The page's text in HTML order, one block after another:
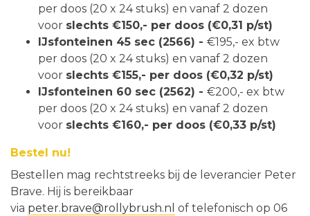
per doos (20 x 24 stuks) en vanaf 2 dozen
voor slechts €150,- per doos (€0,31 p/st)
IJsfonteinen 45 sec (2566) - €195,- ex btw
per doos (20 x 24 stuks) en vanaf 2 dozen
voor slechts €155,- per doos (€0,32 p/st)
IJsfonteinen 60 sec (2562) - €200,- ex btw
per doos (20 x 24 stuks) en vanaf 2 dozen
voor slechts €160,- per doos (€0,33 p/st)
Bestel nu!
Bestellen mag rechtstreeks bij de leverancier Peter
Brave. Hij is bereikbaar
via peter.brave@rollybrush.nl of telefonisch op 06